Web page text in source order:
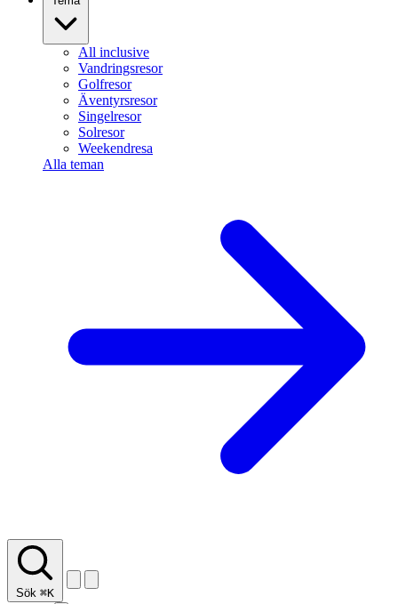
All inclusive
Vandringsresor
Golfresor
Äventyrsresor
Singelresor
Solresor
Weekendresa
Alla teman
Sök ⌘K